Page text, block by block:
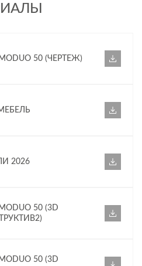
50 (ЧЕРТЕЖ)
2026
50 (3D
50 (3D